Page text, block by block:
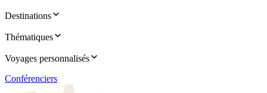
Destinations
Thématiques
Voyages personnalisés
Conférenciers